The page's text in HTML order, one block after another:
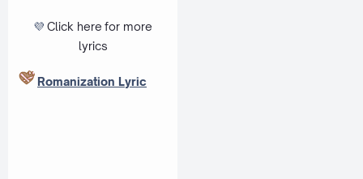
💜 Click here for more
lyrics
Romanization Lyric